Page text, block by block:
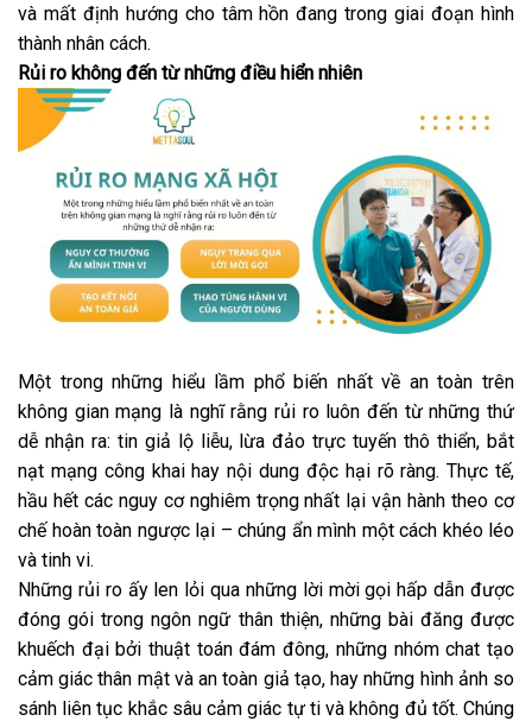
và mất định hướng cho tâm hồn đang trong giai đoạn hình
thành nhân cách.
Rủi ro không đến từ những điều hiển nhiên
Một trong những hiểu lầm phổ biến nhất về an toàn trên
không gian mạng là nghĩ rằng rủi ro luôn đến từ những thứ
dễ nhận ra: tin giả lộ liễu, lừa đảo trực tuyến thô thiển, bắt
nạt mạng công khai hay nội dung độc hại rõ ràng. Thực tế,
hầu hết các nguy cơ nghiêm trọng nhất lại vận hành theo cơ
chế hoàn toàn ngược lại – chúng ẩn mình một cách khéo léo
và tinh vi.
Những rủi ro ấy len lỏi qua những lời mời gọi hấp dẫn được
đóng gói trong ngôn ngữ thân thiện, những bài đăng được
khuếch đại bởi thuật toán đám đông, những nhóm chat tạo
cảm giác thân mật và an toàn giả tạo, hay những hình ảnh so
sánh liên tục khắc sâu cảm giác tự ti và không đủ tốt. Chúng